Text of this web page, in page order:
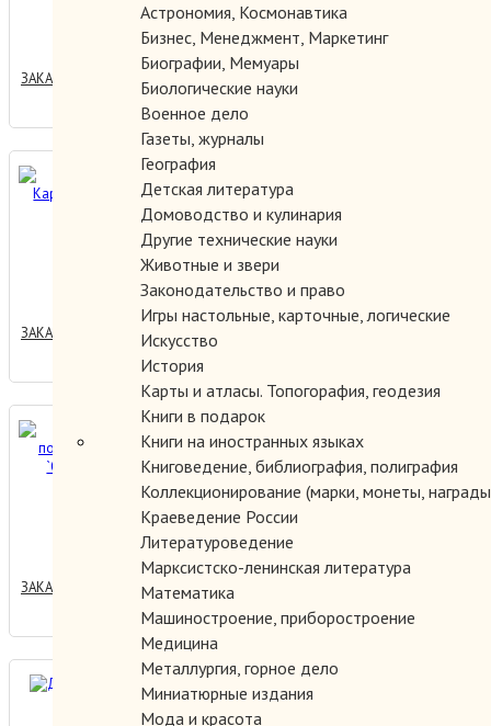
Астрономия, Космонавтика
Бизнес, Менеджмент, Маркетинг
Биографии, Мемуары
Биологические науки
Военное дело
Газеты, журналы
География
Детская литература
Домоводство и кулинария
Другие технические науки
Животные и звери
Законодательство и право
Игры настольные, карточные, логические
Искусство
История
Карты и атласы. Топогорафия, геодезия
Книги в подарок
Книги на иностранных языках
Книговедение, библиография, полиграфия
Коллекционирование (марки, монеты,
Краеведение России
Литературоведение
Марксистско-ленинская литература
Математика
Машиностроение, приборостроение
Медицина
Металлургия, горное дело
Миниатюрные издания
Мода и красота
0.00 руб.
ЗАКАЗАТЬ
Бобкин день. Картинки
Сесиля Олдина.
1000.00 руб.
ЗАКАЗАТЬ
Вторая книга после букваря.
`Охота пуще неволи`.
0.00 руб.
ЗАКАЗАТЬ
Дикое сердце.